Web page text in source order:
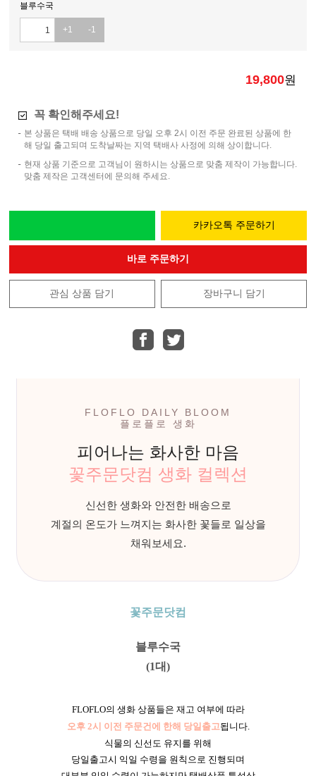
블루수국
+1 -1
19,800원
꼭 확인해주세요!
본 상품은 택배 배송 상품으로 당일 오후 2시 이전 주문 완료된 상품에 한
해 당일 출고되며 도착날짜는 지역 택배사 사정에 의해 상이합니다.
현재 상품 기준으로 고객님이 원하시는 상품으로 맞춤 제작이 가능합니다.
맞춤 제작은 고객센터에 문의해 주세요.
카카오톡 주문하기
바로 주문하기
관심 상품 담기 장바구니 담기
FLOFLO DAILY BLOOM
플로플로 생화
피어나는 화사한 마음
꽃주문닷컴 생화 컬렉션
신선한 생화와 안전한 배송으로
계절의 온도가 느껴지는 화사한 꽃들로 일상을
채워보세요.
꽃주문닷컴
블루수국
(1대)
FLOFLO의 생화 상품들은 재고 여부에 따라
오후 2시 이전 주문건에 한해 당일출고됩니다.
식물의 신선도 유지를 위해
당일출고시 익일 수령을 원칙으로 진행되며